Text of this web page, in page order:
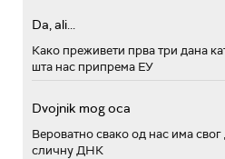
Da, ali...
Како преживети прва три дана
шта нас припрема ЕУ
Dvojnik mog oca
Вероватно свако од нас има свог
сличну ДНК